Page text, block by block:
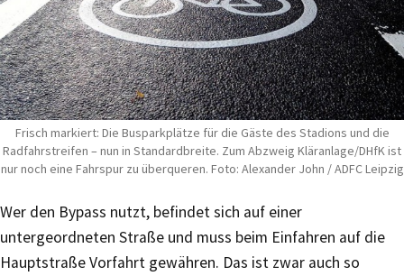
Frisch markiert: Die Busparkplätze für die Gäste des Stadions und die
Radfahrstreifen – nun in Standardbreite. Zum Abzweig Kläranlage/DHfK ist
nur noch eine Fahrspur zu überqueren. Foto: Alexander John / ADFC Leipzig
Wer den Bypass nutzt, befindet sich auf einer
untergeordneten Straße und muss beim Einfahren auf die
Hauptstraße Vorfahrt gewähren. Das ist zwar auch so